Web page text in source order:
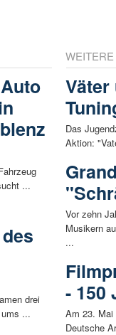
...
drei
...
Das
Aktion:
Vor zehn
Musikern
...
- 150
Am 23. Mai
Deutsche